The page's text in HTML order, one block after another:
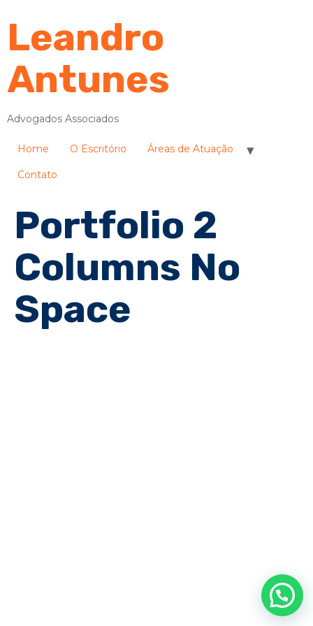
Leandro
Antunes
Advogados Associados
Home O Escritório Áreas de Atuação
Contato
Portfolio 2
Columns No
Space